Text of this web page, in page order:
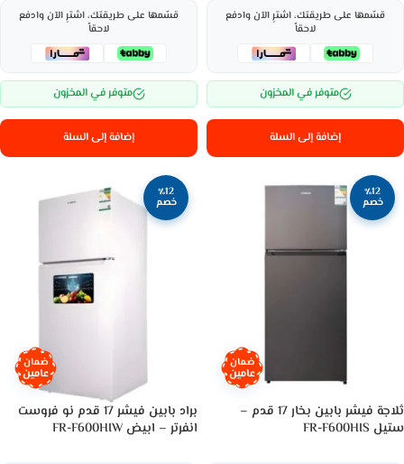
قسّمها على طريقتك، اشترِ الآن وادفع
لاحقاً
متوفر في المخزون
إضافة إلى السلة
قسّمها على طريقتك، اشترِ الآن وادفع
لاحقاً
متوفر في المخزون
إضافة إلى السلة
٪12
خصم
ضمان
عامين
ثلاجة فيشر بابين بخار 17 قدم –
ستيل FR-F600HIS
٪12
خصم
ضمان
عامين
براد بابين فيشر 17 قدم نو فروست
انفرتر – ابيض FR-F600HIW